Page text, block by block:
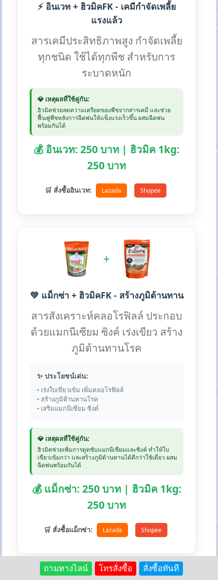
⚡ อินเวท + ฮิวมิคFK - เคมีกำจัดเพลี้ย
แรงแล้ว
สารเคมีประสิทธิภาพสูง กำจัดเพลี้ย
ทุกชนิด ใช้ได้ทุกพืช สำหรับการ
ระบาดหนัก
💎 เหตุผลที่ใช้คู่กัน:
ฮิวมิคช่วยลดความเครียดของพืชจากสารเคมี และช่วย
ฟื้นฟูพืชหลังการฉีดพ่นให้แข็งแรงเร็วขึ้น ผสมฉีดพ่น
พร้อมกันได้
💰 อินเวท: 250 บาท | ฮิวมิค 1kg:
250 บาท
🛒 สั่งซื้ออินเวท: Lazada Shopee
+
💚 แม็กซ่า + ฮิวมิคFK - สร้างภูมิต้านทาน
สารสังเคราะห์คลอโรฟิลล์ ประกอบ
ด้วยแมกนีเซียม ซิงค์ เร่งเขียว สร้าง
ภูมิต้านทานโรค
✨ ประโยชน์เด่น:
• เร่งใบเขียวเข้ม เพิ่มคลอโรฟิลล์
• สร้างภูมิต้านทานโรค
• เสริมแมกนีเซียม ซิงค์
💎 เหตุผลที่ใช้คู่กัน:
ฮิวมิคช่วยเพิ่มการดูดซับแมกนีเซียมและซิงค์ ทำให้ใบ
เขียวเข้มกว่า และสร้างภูมิต้านทานได้ดีกว่าใช้เดี่ยว ผสม
ฉีดพ่นพร้อมกันได้
💰 แม็กซ่า: 250 บาท | ฮิวมิค 1kg:
250 บาท
🛒 สั่งซื้อแม็กซ่า: Lazada Shopee
ถามทางไลน์ โทรสั่งซื้อ สั่งซื้อทันที